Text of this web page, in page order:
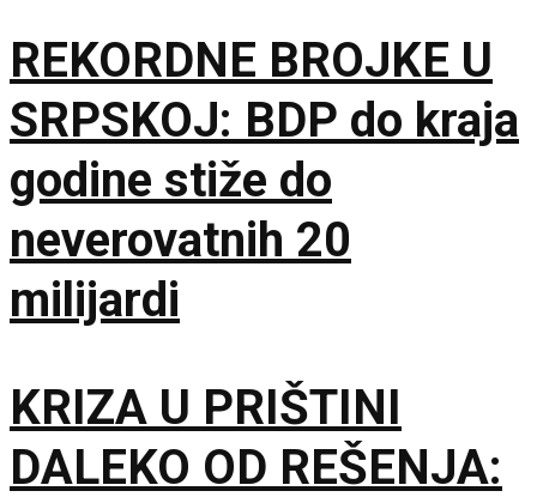
REKORDNE BROJKE U
SRPSKOJ: BDP do kraja
godine stiže do
neverovatnih 20
milijardi
KRIZA U PRIŠTINI
DALEKO OD REŠENJA: